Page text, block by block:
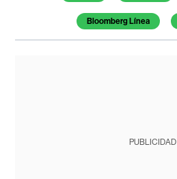
Bloomberg Línea
PUBLICIDAD